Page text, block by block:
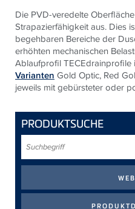
Die PVD-veredelte
Strapazierfähigkeit aus. Dies
begehbaren Bereiche der
erhöhten mechanischen
Ablaufprofil TECEdrainprofile
Varianten Gold Optic, Red
jeweils mit gebürsteter oder
PRODUKTSUCHE